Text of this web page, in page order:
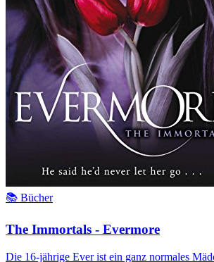
📚 Bücher
The Immortals - Evermore
Die 16-jährige Ever ist ein ganz normales